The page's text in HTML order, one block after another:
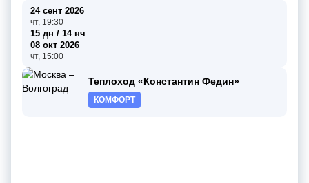
24 сент 2026
чт, 19:30
15 дн / 14 нч
08 окт 2026
чт, 15:00
Теплоход «Константин Федин»
КОМФОРТ